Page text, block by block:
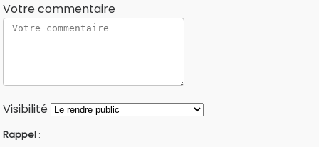
Votre commentaire
Visibilité
Rappel :